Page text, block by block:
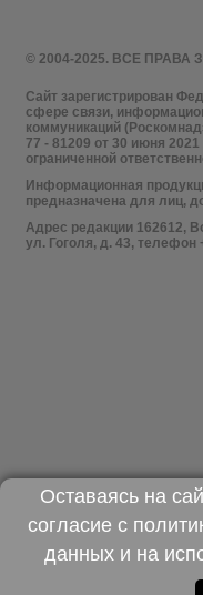
© 2004-2025. ВСЕ
Сайт зарегистрирован
сфере связи,
коммуникаций
77 - 81209 от 30 июня
ограниченной
Информационная
предназначена для лиц,
Адрес редакции 162612,
ул. Гоголя, д. 43, телефон
Оставаясь на
согласие с
данныхи на